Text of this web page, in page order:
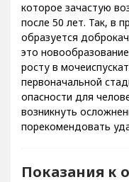
которое зачастую
после 50 лет. Так, в
образуется
это
росту в
первоначальной
опасности для
возникнуть
порекомендовать
Показания к